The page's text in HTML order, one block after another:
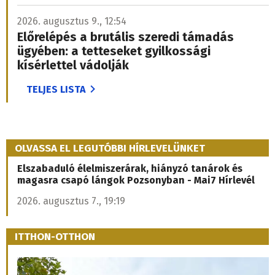
2026. augusztus 9., 12:54
Előrelépés a brutális szeredi támadás
ügyében: a tetteseket gyilkossági
kísérlettel vádolják
TELJES LISTA
OLVASSA EL LEGUTÓBBI HÍRLEVELÜNKET
Elszabaduló élelmiszerárak, hiányzó tanárok és
magasra csapó lángok Pozsonyban - Mai7 Hírlevél
2026. augusztus 7., 19:19
ITTHON-OTTHON